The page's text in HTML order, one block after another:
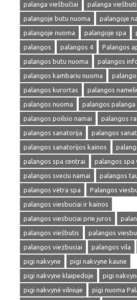
palanga viešbučiai
palanga
palangoje butu nuoma
palangoje
palangoje nuoma
palangoje spa
palangos
palangos 4
Palangos
palangos butu nuoma
palangos
palangos kambariu nuoma
palangos kurortas
palangos
palangos nuoma
palangos palanga
palangos poilsio namai
palangos
palangos sanatorija
palangos
palangos sanatorijos kainos
palangos spa centrai
palangos spa
palangos sveciu namai
palangos
palangos vėtra spa
Palangos
palangos viesbuciai ir kainos
palangos viesbuciai prie juros
palangos viešbutis
palangos
palangos viezbuciai
palangos vila
pigi nakvyne
pigi nakvyne kaune
pigi nakvyne klaipedoje
pigi
pigi nakvynė vilniuje
pigi nuoma